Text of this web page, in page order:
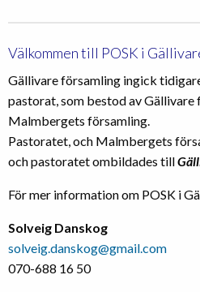
Välkommen till POSK i
Gällivare församling ingick
pastorat, som bestod av Gällivare
Malmbergets församling.
Pastoratet, och Malmbergets
och pastoratet ombildades till
För mer information om POSK i
Solveig Danskog
solveig.danskog@gmail.com
‭070-688 16 50‬